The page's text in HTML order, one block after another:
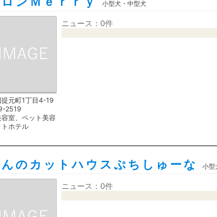
小型犬・中型犬
元町1丁目4-19
2519
室、ペット美容
ホテル
ニュース：0件
のカットハウスぷちしゅーな 小型
ニュース：0件